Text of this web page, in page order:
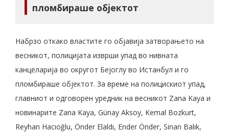
пломбираше објектот
Набрзо откако властите го објавија затворањето на
весникот, полицијата изврши упад во нивната
канцеларија во округот Бејоглу во Истанбул и го
пломбираше објектот. За време на полицискиот упад,
главниот и одговорен уредник на весникот Zana Kaya и
новинарите Zana Kaya, Günay Aksoy, Kemal Bozkurt,
Reyhan Hacıoğlu, Önder Elaldı, Ender Önder, Sinan Balık,